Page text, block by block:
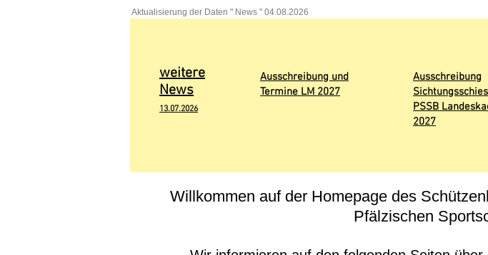
Aktualisierung der Daten " News " 04.08.2026
weitere
News
13.07.2026
Ausschreibung und
Termine LM 2027
Ausschreibung
PSSB
2027
Willkommen auf der Homepage des
Pfälzischen